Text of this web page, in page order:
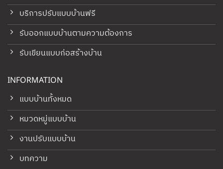
บริการปรับแบบบ้านฟรี
รับออกแบบบ้านตามความต้องการ
รับเขียนแบบก่อสร้างบ้าน
INFORMATION
แบบบ้านทั้งหมด
หมวดหมู่แบบบ้าน
งานปรับแบบบ้าน
บทความ